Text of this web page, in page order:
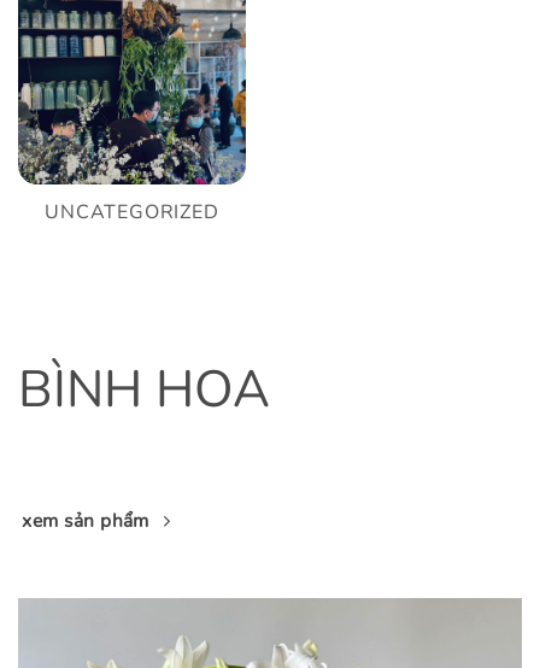
UNCATEGORIZED
BÌNH HOA
xem sản phẩm